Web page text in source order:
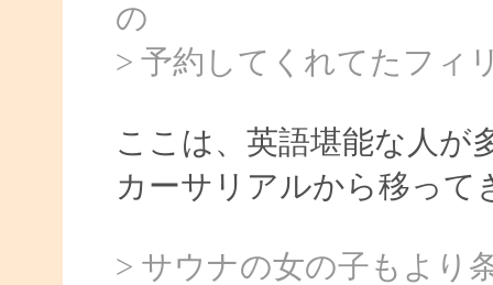
の
> 予約してくれてたフィ
ここは、英語堪能な人が
カーサリアルから移って
> サウナの女の子もより